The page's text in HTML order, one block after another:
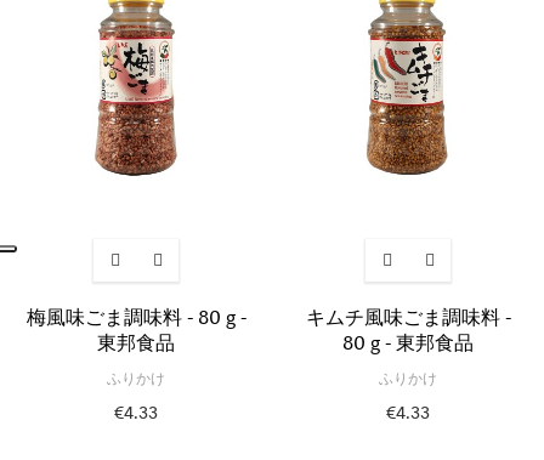
梅風味ごま調味料 - 80 g -
東邦食品
ふりかけ
€4.33
キムチ風味ごま調味料 -
80 g - 東邦食品
ふりかけ
€4.33